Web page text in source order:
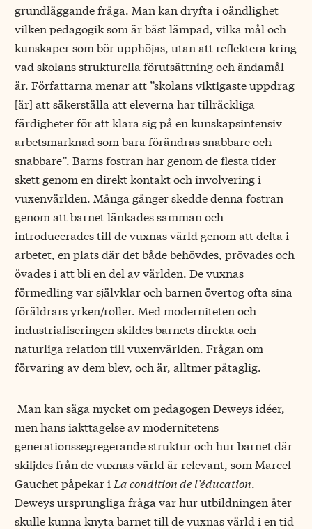
grundläggande fråga. Man kan dryfta i oändlighet
vilken pedagogik som är bäst lämpad, vilka mål och
kunskaper som bör upphöjas, utan att reflektera kring
vad skolans strukturella förutsättning och ändamål
är. Författarna menar att ”skolans viktigaste uppdrag
[är] att säkerställa att eleverna har tillräckliga
färdigheter för att klara sig på en kunskapsintensiv
arbetsmarknad som bara förändras snabbare och
snabbare”. Barns fostran har genom de flesta tider
skett genom en direkt kontakt och involvering i
vuxenvärlden. Många gånger skedde denna fostran
genom att barnet länkades samman och
introducerades till de vuxnas värld genom att delta i
arbetet, en plats där det både behövdes, prövades och
övades i att bli en del av världen. De vuxnas
förmedling var självklar och barnen övertog ofta sina
föräldrars yrken/roller. Med moderniteten och
industrialiseringen skildes barnets direkta och
naturliga relation till vuxenvärlden. Frågan om
förvaring av dem blev, och är, alltmer påtaglig.
Man kan säga mycket om pedagogen Deweys idéer,
men hans iakttagelse av modernitetens
generationssegregerande struktur och hur barnet där
skiljdes från de vuxnas värld är relevant, som Marcel
Gauchet påpekar i La condition de l’éducation.
Deweys ursprungliga fråga var hur utbildningen åter
skulle kunna knyta barnet till de vuxnas värld i en tid